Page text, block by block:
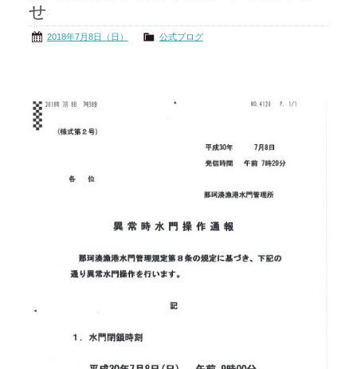
アクセス
せ
2018年7月8日（日） 公式ブログ